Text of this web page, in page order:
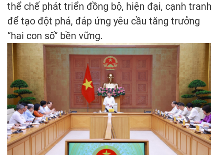
thể chế phát triển đồng bộ, hiện đại, cạnh tranh
để tạo đột phá, đáp ứng yêu cầu tăng trưởng
“hai con số” bền vững.